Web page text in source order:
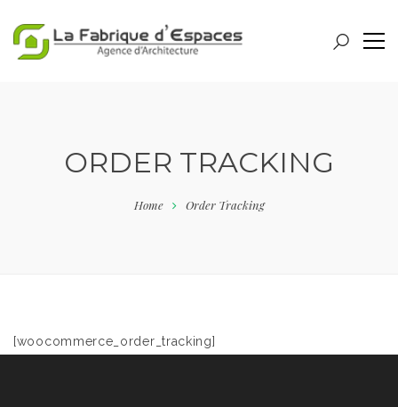
ORDER TRACKING
Home Order Tracking
[woocommerce_order_tracking]